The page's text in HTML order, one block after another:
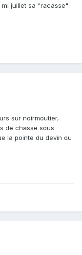
juillet sa "racasse"
sur noirmoutier,
de chasse sous
la pointe du devin ou